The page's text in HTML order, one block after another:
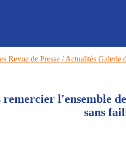
Revue de Presse / Actualités Galerie
remercier l'ensemble
sans